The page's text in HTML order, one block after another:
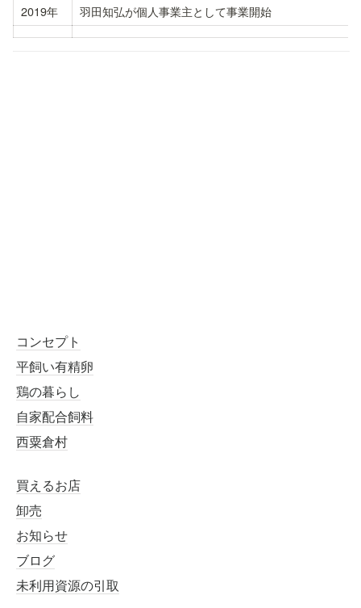
2019年
羽田知弘が個人事業主として事業開始
コンセプト
平飼い有精卵
鶏の暮らし
自家配合飼料
西粟倉村
買えるお店
卸売
お知らせ
ブログ
未利用資源の引取